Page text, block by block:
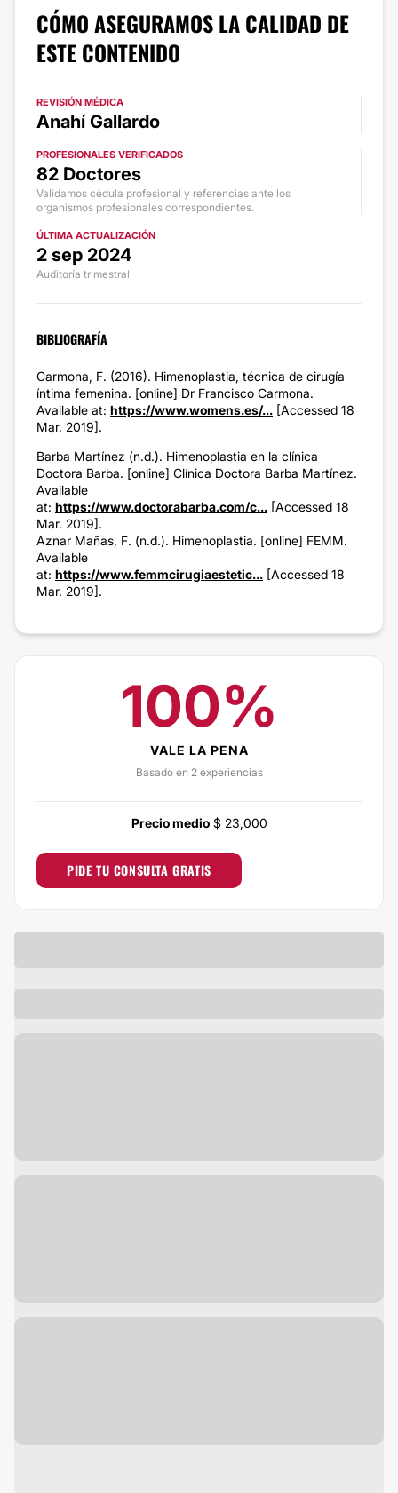
CÓMO ASEGURAMOS LA CALIDAD DE
ESTE CONTENIDO
REVISIÓN MÉDICA
Anahí Gallardo
PROFESIONALES VERIFICADOS
82 Doctores
Validamos cédula profesional y referencias ante los
organismos profesionales correspondientes.
ÚLTIMA ACTUALIZACIÓN
2 sep 2024
Auditoría trimestral
BIBLIOGRAFÍA
Carmona, F. (2016). Himenoplastia, técnica de cirugía
íntima femenina. [online] Dr Francisco Carmona.
Available at: https://www.womens.es/... [Accessed 18
Mar. 2019].
Barba Martínez (n.d.). Himenoplastia en la clínica
Doctora Barba. [online] Clínica Doctora Barba Martínez.
Available
at: https://www.doctorabarba.com/c... [Accessed 18
Mar. 2019].
Aznar Mañas, F. (n.d.). Himenoplastia. [online] FEMM.
Available
at: https://www.femmcirugiaestetic... [Accessed 18
Mar. 2019].
100%
VALE LA PENA
Basado en 2 experiencias
Precio medio$ 23,000
PIDE TU CONSULTA GRATIS